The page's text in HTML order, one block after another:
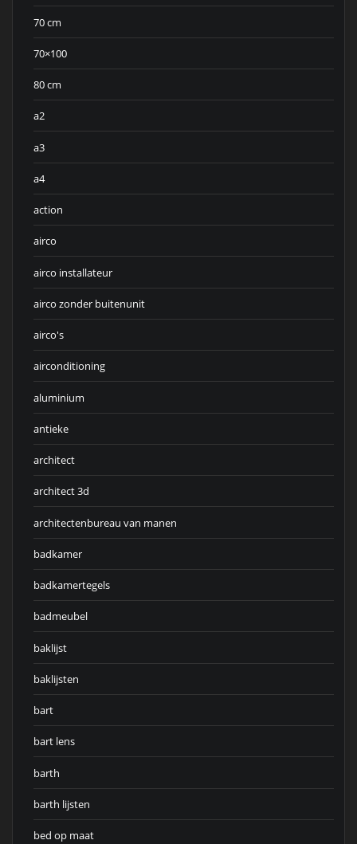
70 cm
70×100
80 cm
a2
a3
a4
action
airco
airco installateur
airco zonder buitenunit
airco's
airconditioning
aluminium
antieke
architect
architect 3d
architectenbureau van manen
badkamer
badkamertegels
badmeubel
baklijst
baklijsten
bart
bart lens
barth
barth lijsten
bed op maat